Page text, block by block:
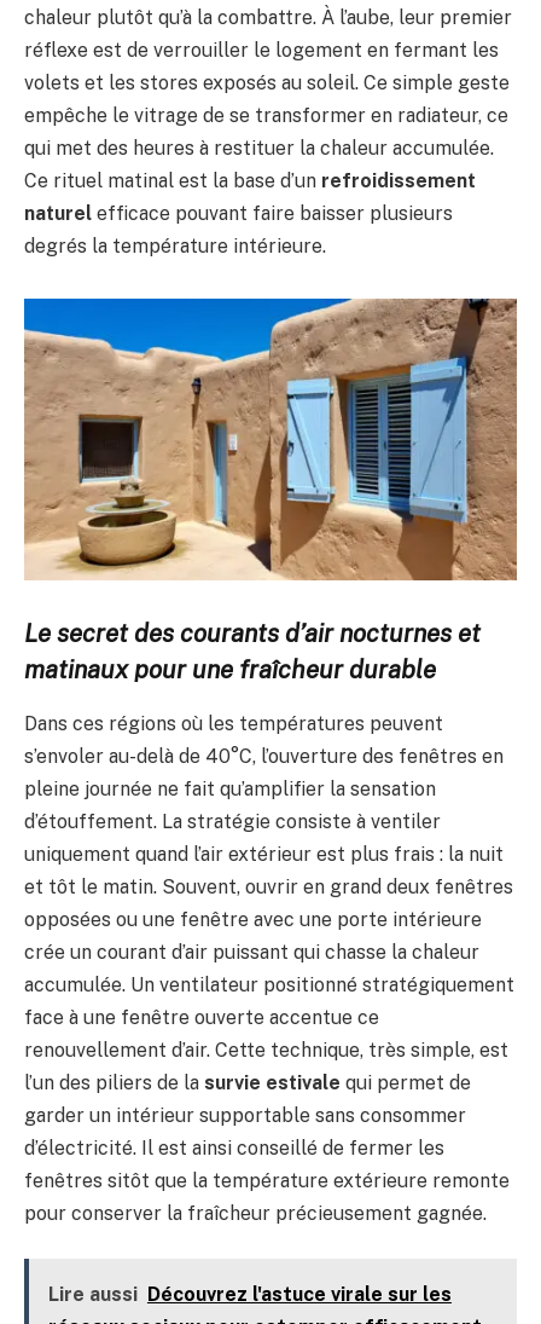
chaleur plutôt qu’à la combattre. À l’aube, leur premier
réflexe est de verrouiller le logement en fermant les
volets et les stores exposés au soleil. Ce simple geste
empêche le vitrage de se transformer en radiateur, ce
qui met des heures à restituer la chaleur accumulée.
Ce rituel matinal est la base d’un refroidissement
naturel efficace pouvant faire baisser plusieurs
degrés la température intérieure.
Le secret des courants d’air nocturnes et
matinaux pour une fraîcheur durable
Dans ces régions où les températures peuvent
s’envoler au-delà de 40°C, l’ouverture des fenêtres en
pleine journée ne fait qu’amplifier la sensation
d’étouffement. La stratégie consiste à ventiler
uniquement quand l’air extérieur est plus frais : la nuit
et tôt le matin. Souvent, ouvrir en grand deux fenêtres
opposées ou une fenêtre avec une porte intérieure
crée un courant d’air puissant qui chasse la chaleur
accumulée. Un ventilateur positionné stratégiquement
face à une fenêtre ouverte accentue ce
renouvellement d’air. Cette technique, très simple, est
l’un des piliers de la survie estivale qui permet de
garder un intérieur supportable sans consommer
d’électricité. Il est ainsi conseillé de fermer les
fenêtres sitôt que la température extérieure remonte
pour conserver la fraîcheur précieusement gagnée.
Lire aussi Découvrez l'astuce virale sur les